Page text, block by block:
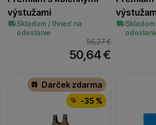
výstužami
Skladom / Ihneď na
odoslanie
56,27€
50,64€
Darček zdarma
-35 %